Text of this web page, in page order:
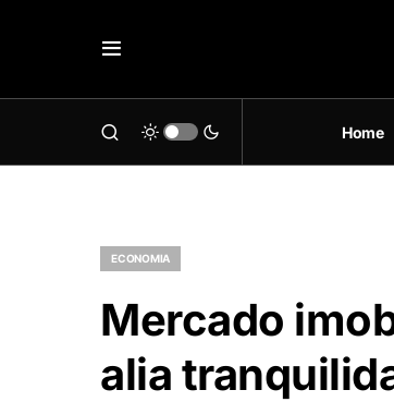
Home
ECONOMIA
Mercado
alia